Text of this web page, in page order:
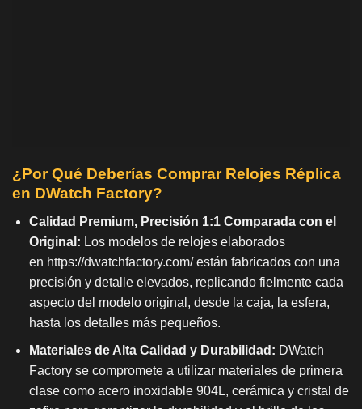
¿Por Qué Deberías Comprar Relojes Réplica
en DWatch Factory?
Calidad Premium, Precisión 1:1 Comparada con el
Original: Los modelos de relojes elaborados
en https://dwatchfactory.com/están fabricados con una
precisión y detalle elevados, replicando fielmente cada
aspecto del modelo original, desde la caja, la esfera,
hasta los detalles más pequeños.
Materiales de Alta Calidad y Durabilidad: DWatch
Factory se compromete a utilizar materiales de primera
clase como acero inoxidable 904L, cerámica y cristal de